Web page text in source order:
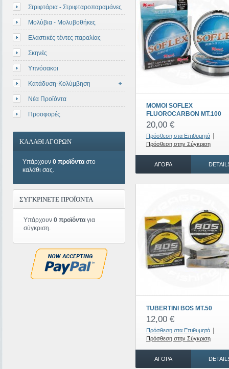
MOMOI SOFLEX
FLUOROCARBON MT.100
20,00 €
Πρόσθεση στα Επιθυμητά
Πρόσθεση στην Σύγκριση
ΑΓΟΡΆ
TUBERTINI BOS MT.50
12,00 €
Πρόσθεση στα Επιθυμητά
Πρόσθεση στην Σύγκριση
ΑΓΟΡΆ
Στριφτάρια - Στριφταροπαραμάνες
Μολύβια - Μολυβοθήκες
Ελαστικές τέντες παραλίας
Σκηνές
Υπνόσακοι
Κατάδυση-Κολύμβηση
Νέα Προϊόντα
Προσφορές
ΚΑΛΑΘΙ ΑΓΟΡΩΝ
Υπάρχουν 0 προϊόντα στο
καλάθι σας.
ΣΥΓΚΡΙΝΕΤΕ ΠΡΟΪΟΝΤΑ
Υπάρχουν 0 προϊόντα για
σύγκριση.